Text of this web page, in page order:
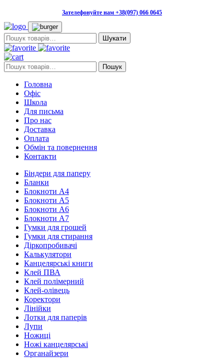
Зателефонуйте нам +38(097) 066 0645
Пошук:
Пошук: Пошук
Головна
Офіс
Школа
Для письма
Про нас
Доставка
Оплата
Обмін та повернення
Контакти
Біндери для паперу
Бланки
Блокноти А4
Блокноти А5
Блокноти А6
Блокноти А7
Гумки для грошей
Гумки для стирання
Діркопробивачі
Калькулятори
Канцелярські книги
Клей ПВА
Клей полімерний
Клей-олівець
Коректори
Лінійки
Лотки для паперів
Лупи
Ножиці
Ножі канцелярські
Органайзери